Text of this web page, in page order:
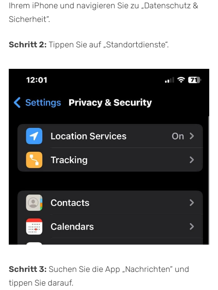
Ihrem iPhone und navigieren Sie zu „Datenschutz &
Sicherheit“.
Schritt 2: Tippen Sie auf „Standortdienste“.
Schritt 3: Suchen Sie die App „Nachrichten“ und
tippen Sie darauf.